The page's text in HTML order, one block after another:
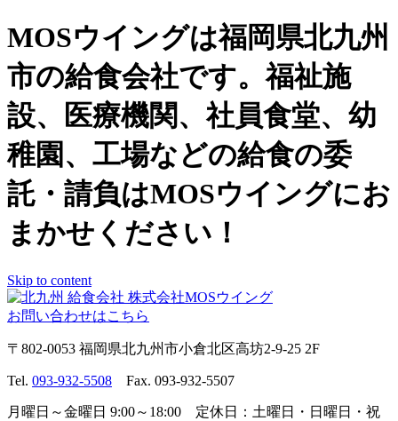
MOSウイングは福岡県北九州
市の給食会社です。福祉施
設、医療機関、社員食堂、幼
稚園、工場などの給食の委
託・請負はMOSウイングにお
まかせください！
Skip to content
お問い合わせはこちら
〒802-0053 福岡県北九州市小倉北区高坊2-9-25 2F
Tel. 093-932-5508 Fax. 093-932-5507
月曜日～金曜日 9:00～18:00 定休日：土曜日・日曜日・祝